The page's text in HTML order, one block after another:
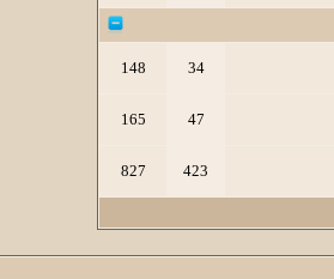
34
148
47
165
423
827